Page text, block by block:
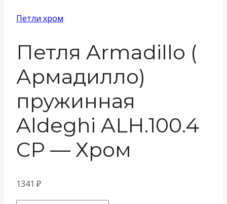
Петли хром
Петля Armadillo (
Армадилло)
пружинная
Aldeghi ALH.100.4
CP — Хром
1341 ₽